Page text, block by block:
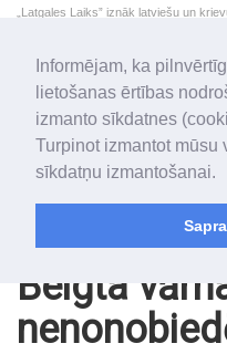
Informējam, ka
lietošanas ērtības
izmanto sīkdatnes
Turpinot izmantot mūsu
sīkdatņu izmantošanai.
„Latgales Laiks” iznāk latviešu un
„Latgales Laiks” latviešu valodā
2026. gada 8. augusts
Sestdiena
Mudīte, Vladislava, Vladislavs
Beigta